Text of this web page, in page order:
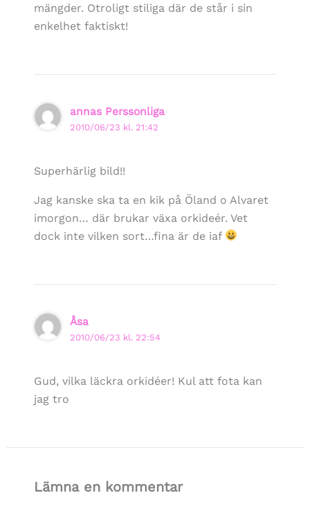
mängder. Otroligt stiliga där de står i sin
enkelhet faktiskt!
annas Perssonliga
2010/06/23 kl. 21:42
Superhärlig bild!!
Jag kanske ska ta en kik på Öland o Alvaret
imorgon… där brukar växa orkideér. Vet
dock inte vilken sort…fina är de iaf
Åsa
2010/06/23 kl. 22:54
Gud, vilka läckra orkidéer! Kul att fota kan
jag tro
Lämna en kommentar